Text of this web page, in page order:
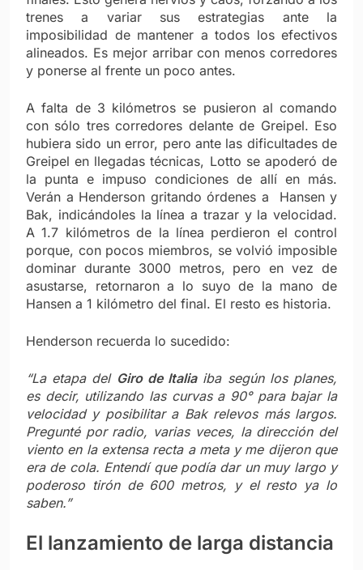
trenes a variar sus estrategias ante la
imposibilidad de mantener a todos los efectivos
alineados. Es mejor arribar con menos corredores
y ponerse al frente un poco antes.
A falta de 3 kilómetros se pusieron al comando
con sólo tres corredores delante de Greipel. Eso
hubiera sido un error, pero ante las dificultades de
Greipel en llegadas técnicas, Lotto se apoderó de
la punta e impuso condiciones de allí en más.
Verán a Henderson gritando órdenes a Hansen y
Bak, indicándoles la línea a trazar y la velocidad.
A 1.7 kilómetros de la línea perdieron el control
porque, con pocos miembros, se volvió imposible
dominar durante 3000 metros, pero en vez de
asustarse, retornaron a lo suyo de la mano de
Hansen a 1 kilómetro del final. El resto es historia.
Henderson recuerda lo sucedido:
“La etapa del Giro de Italiaiba según los planes,
es decir, utilizando las curvas a 90° para bajar la
velocidad y posibilitar a Bak relevos más largos.
Pregunté por radio, varias veces, la dirección del
viento en la extensa recta a meta y me dijeron que
era de cola. Entendí que podía dar un muy largo y
poderoso tirón de 600 metros, y el resto ya lo
saben.”
El lanzamiento de larga distancia